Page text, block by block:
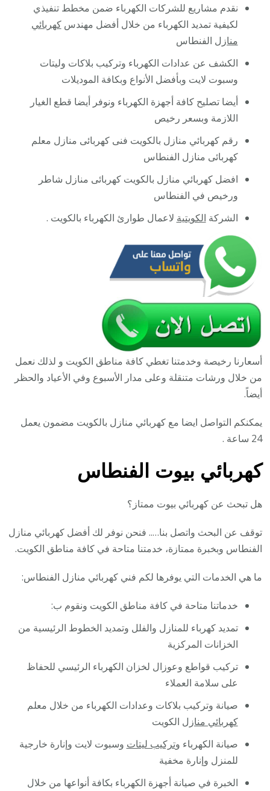
نقدم مشاريع للشركات الكهرباء ضمن مخطط تنفيذي
لكيفية تمديد الكهرباء من خلال أفضل مهندسكهربائي
منازل الفنطاس
الكشف عن عدادات الكهرباء وتركيب بلاكات وليتات
وسبوت لايت وبأفضل الأنواع وبكافة الموديلات
أيضا تصليح كافة أجهزة الكهرباء ونوفر أيضا قطع الغيار
اللازمة وبسعر رخيص
رقم كهربائي منازل بالكويت فنى كهربائى منازل معلم
كهربائى منازل الفنطاس
افضل كهربائي منازل بالكويت كهربائى منازل شاطر
ورخيص في الفنطاس
الشركة الكويتية لاعمال طوارئ الكهرباء بالكويت .
أسعارنا رخيصة وخدمتنا تغطي كافة مناطق الكويت و لذلك نعمل
من خلال ورشات متنقلة وعلى مدار الأسبوع وفي الأعياد والحظر
أيضاً.
يمكنكم التواصل ايضا مع كهربائي منازل بالكويت مضمون يعمل
24 ساعة .
كهربائي بيوت الفنطاس
هل تبحث عن كهربائي بيوت ممتاز؟
توقف عن البحث واتصل بنا….. فنحن نوفر لك أفضل كهربائي منازل
الفنطاس وبخبرة ممتازة، خدمتنا متاحة في كافة مناطق الكويت.
ما هي الخدمات التي يوفرها لكم فني كهربائي منازل الفنطاس:
خدماتنا متاحة في كافة مناطق الكويت ونقوم ب:
تمديد كهرباء للمنازل والفلل وتمديد الخطوط الرئيسية من
الخزانات المركزية
تركيب قواطع وعوزال لخزان الكهرباء الرئيسي للحفاظ
على سلامة العملاء
صيانة وتركيب بلاكات وعدادات الكهرباء من خلال معلم
كهربائي منازل الكويت
صيانة الكهرباء وتركيب ليتات وسبوت لايت وإنارة خارجية
للمنزل وإنارة مخفية
الخبرة في صيانة أجهزة الكهرباء بكافة أنواعها من خلال